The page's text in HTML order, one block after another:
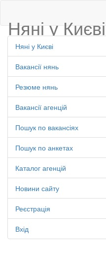
Няні у Києві
Няні у Києві
Вакансії нянь
Резюме нянь
Вакансії агенцій
Пошук по вакансіях
Пошук по анкетах
Каталог агенцій
Новини сайту
Реєстрація
Вхід